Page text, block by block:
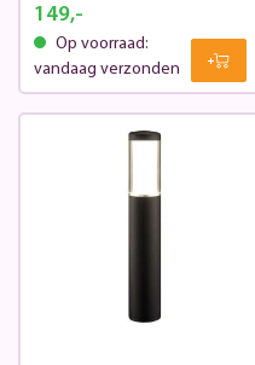
149,-
Op voorraad:
vandaag verzonden